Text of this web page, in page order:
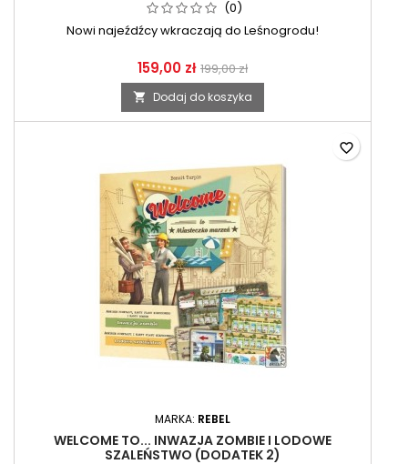
(0)
Nowi najeźdźcy wkraczają do Leśnogrodu!
159,00 zł 199,00 zł
 Dodaj do koszyka
MARKA: REBEL
WELCOME TO... INWAZJA ZOMBIE I LODOWE
SZALEŃSTWO (DODATEK 2)
favorite_border